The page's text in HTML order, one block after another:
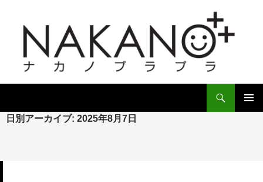
ン
日別アーカイブ: 2025年8月7日